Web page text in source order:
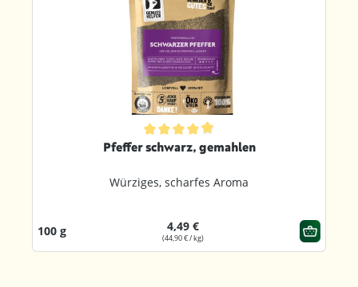
Durchschnittliche Bewertung von 4.9 von 5 Sternen
Pfeffer schwarz, gemahlen
Würziges, scharfes Aroma
100 g 4,49 €
(44,90 € / kg)